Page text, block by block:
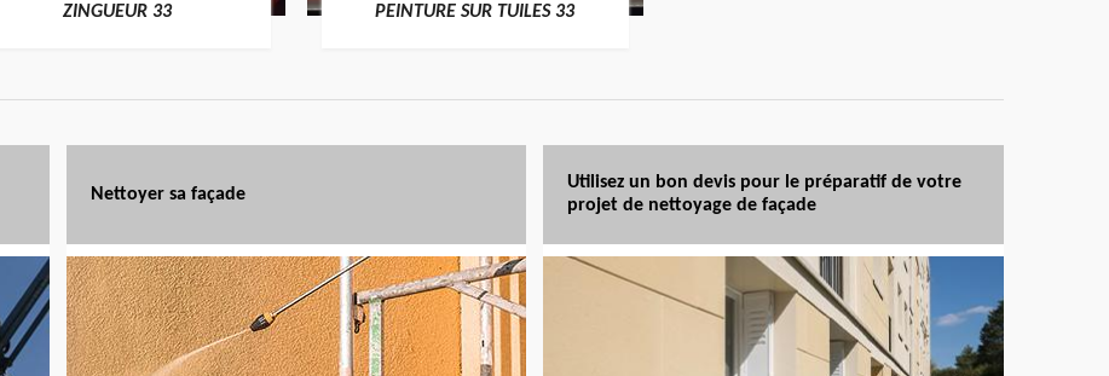
ZINGUEUR 33 PEINTURE SUR TUILES 33
Nettoyer sa façade
Utilisez un bon devis pour le préparatif de votre
projet de nettoyage de façade